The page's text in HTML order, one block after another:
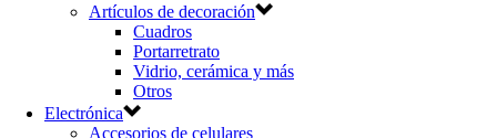
Artículos de decoración
Cuadros
Portarretrato
Vidrio, cerámica y más
Otros
Electrónica
Accesorios de celulares